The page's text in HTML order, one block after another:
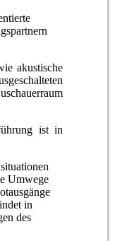
akustische
ist in
Umwege
in
des